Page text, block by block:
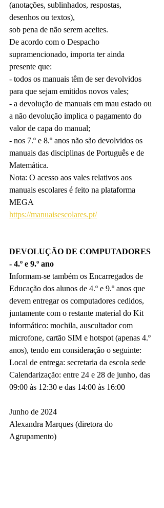
(anotações, sublinhados, respostas,
desenhos ou textos),
sob pena de não serem aceites.
De acordo com o Despacho
supramencionado, importa ter ainda
presente que:
- todos os manuais têm de ser devolvidos
para que sejam emitidos novos vales;
- a devolução de manuais em mau estado ou
a não devolução implica o pagamento do
valor de capa do manual;
- nos 7.º e 8.º anos não são devolvidos os
manuais das disciplinas de Português e de
Matemática.
Nota: O acesso aos vales relativos aos
manuais escolares é feito na plataforma
MEGA
https://manuaisescolares.pt/
DEVOLUÇÃO DE COMPUTADORES
- 4.º e 9.º ano
Informam-se também os Encarregados de
Educação dos alunos de 4.º e 9.º anos que
devem entregar os computadores cedidos,
juntamente com o restante material do Kit
informático: mochila, auscultador com
microfone, cartão SIM e hotspot (apenas 4.º
anos), tendo em consideração o seguinte:
Local de entrega: secretaria da escola sede
Calendarização: entre 24 e 28 de junho, das
09:00 às 12:30 e das 14:00 às 16:00
Junho de 2024
Alexandra Marques (diretora do
Agrupamento)